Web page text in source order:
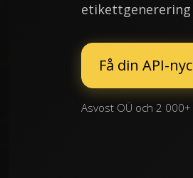
etikettgenerering
Få din API-
Asvost OÜ och 2